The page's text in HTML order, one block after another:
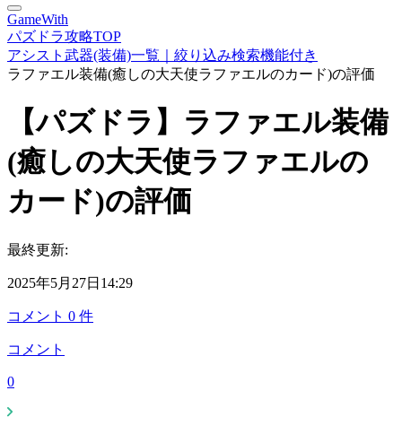
GameWith
パズドラ攻略TOP
アシスト武器(装備)一覧｜絞り込み検索機能付き
ラファエル装備(癒しの大天使ラファエルのカード)の評価
【パズドラ】ラファエル装備
(癒しの大天使ラファエルの
カード)の評価
最終更新:
2025年5月27日14:29
コメント 0 件
コメント
0